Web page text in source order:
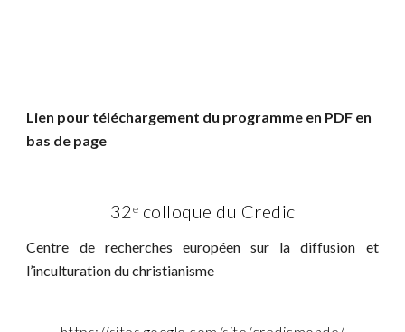
Lien pour téléchargement du programme en PDF en
bas de page
32 e colloque du Credic
Centre de recherches européen sur la diffusion et
l’inculturation du christianisme